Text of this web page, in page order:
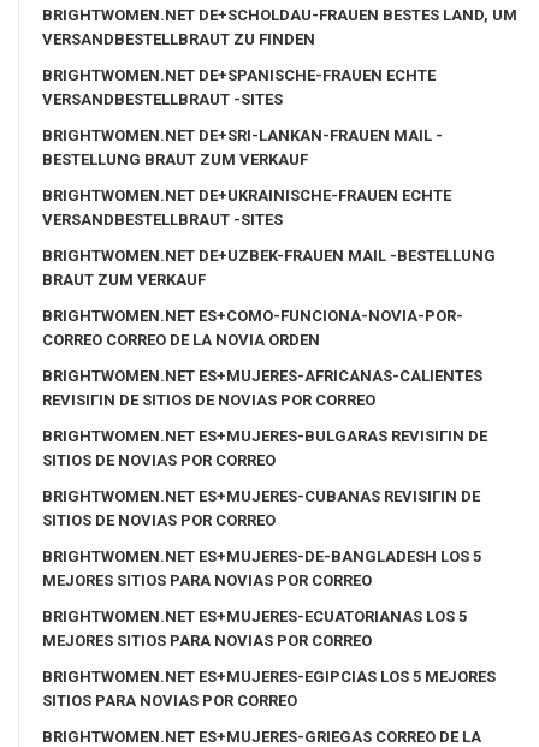
BRIGHTWOMEN.NET DE+SCHOLDAU-FRAUEN BESTES LAND, UM
VERSANDBESTELLBRAUT ZU FINDEN
BRIGHTWOMEN.NET DE+SPANISCHE-FRAUEN ECHTE
VERSANDBESTELLBRAUT -SITES
BRIGHTWOMEN.NET DE+SRI-LANKAN-FRAUEN MAIL -
BESTELLUNG BRAUT ZUM VERKAUF
BRIGHTWOMEN.NET DE+UKRAINISCHE-FRAUEN ECHTE
VERSANDBESTELLBRAUT -SITES
BRIGHTWOMEN.NET DE+UZBEK-FRAUEN MAIL -BESTELLUNG
BRAUT ZUM VERKAUF
BRIGHTWOMEN.NET ES+COMO-FUNCIONA-NOVIA-POR-
CORREO CORREO DE LA NOVIA ORDEN
BRIGHTWOMEN.NET ES+MUJERES-AFRICANAS-CALIENTES
REVISIГІN DE SITIOS DE NOVIAS POR CORREO
BRIGHTWOMEN.NET ES+MUJERES-BULGARAS REVISIГІN DE
SITIOS DE NOVIAS POR CORREO
BRIGHTWOMEN.NET ES+MUJERES-CUBANAS REVISIГІN DE
SITIOS DE NOVIAS POR CORREO
BRIGHTWOMEN.NET ES+MUJERES-DE-BANGLADESH LOS 5
MEJORES SITIOS PARA NOVIAS POR CORREO
BRIGHTWOMEN.NET ES+MUJERES-ECUATORIANAS LOS 5
MEJORES SITIOS PARA NOVIAS POR CORREO
BRIGHTWOMEN.NET ES+MUJERES-EGIPCIAS LOS 5 MEJORES
SITIOS PARA NOVIAS POR CORREO
BRIGHTWOMEN.NET ES+MUJERES-GRIEGAS CORREO DE LA